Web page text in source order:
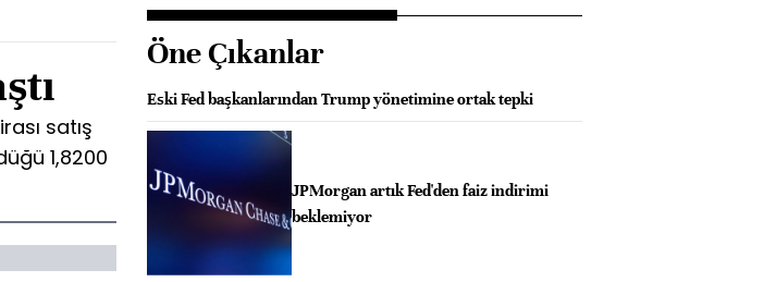
satış
1,8200
Öne Çıkanlar
Eski Fed başkanlarından Trump yönetimine ortak tepki
JPMorgan artık Fed'den faiz indirimi
beklemiyor